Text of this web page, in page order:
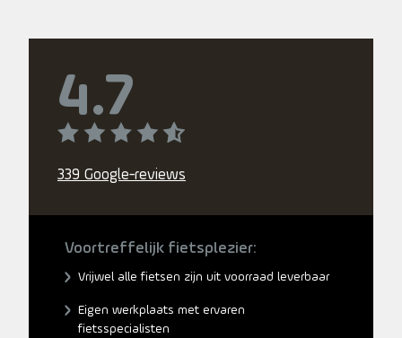
4.7
339 Google-reviews
Voortreffelijk fietsplezier:
Vrijwel alle fietsen zijn uit voorraad leverbaar
Eigen werkplaats met ervaren
fietsspecialisten